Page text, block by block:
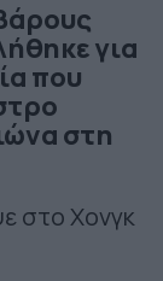
για
που
στη
στο Χονγκ